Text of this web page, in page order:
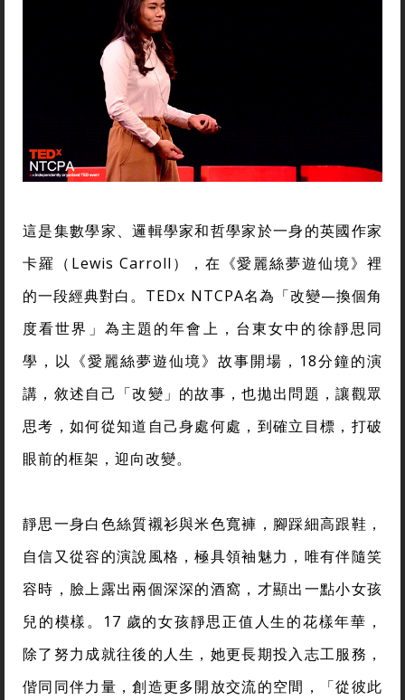
這是集數學家、邏輯學家和哲學家於一身的英國作家
卡羅（Lewis Carroll），在《愛麗絲夢遊仙境》裡
的一段經典對白。TEDx NTCPA名為「改變—換個角
度看世界」為主題的年會上，台東女中的徐靜思同
學，以《愛麗絲夢遊仙境》故事開場，18分鐘的演
講，敘述自己「改變」的故事，也拋出問題，讓觀眾
思考，如何從知道自己身處何處，到確立目標，打破
眼前的框架，迎向改變。
靜思一身白色絲質襯衫與米色寬褲，腳踩細高跟鞋，
自信又從容的演說風格，極具領袖魅力，唯有伴隨笑
容時，臉上露出兩個深深的酒窩，才顯出一點小女孩
兒的模樣。17 歲的女孩靜思正值人生的花樣年華，
除了努力成就往後的人生，她更長期投入志工服務，
偕同同伴力量，創造更多開放交流的空間，「從彼此